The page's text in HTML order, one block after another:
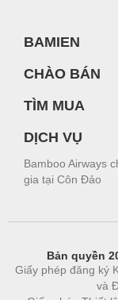
BAMIEN
CHÀO BÁN
TÌM MUA
DỊCH VỤ
Bamboo Airways
gia tại Côn Đảo
Bản quyền
Giấy phép đăng ký
và